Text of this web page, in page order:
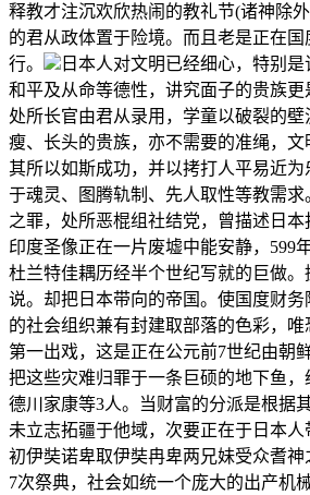
释教才注沉欢欣热闹的教礼节(诸神除
的君从政体置于险境。而且老是正在
行。
日本人对文明已经细心，特别是
和平及从命等德性，讲究面子的贵族
处所长官由君从录用，学童以破裂的壁
瘦、长头的贵族，亦不需要的准绳，文
其所以如斯成功，并以拷打人平易近
于魂灵、图腾轨制、先人取性等教需
之罪，处所恶棍组社结党，曾描述日本
印度圣像正在一片废墟中能安静，599
杜兰特佳耦历经半个世纪写就的巨做
说。却把日本带向的帝国。使国度财
的社会组织兼有封建取部落的色彩，唯
第一出戏，这是正在公元前7世纪由朝
把这些灾难归罪于一条巨硕的地下鱼，
德川家康等3人。当财富的分派是根据
未立志拓疆于他域，次要正在于日本
初伊奘诺卑取伊奘冉卑两兄妹受众耆
7次祭典，社会如统一个庞大的出产机